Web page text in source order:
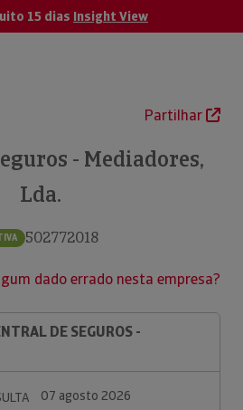
15 dias Insight View
Partilhar
- Mediadores,
Lda.
502772018
dado errado nesta empresa?
DE SEGUROS -
07 agosto 2026